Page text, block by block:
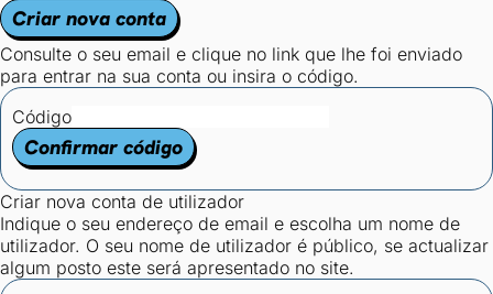
Criar nova conta
Consulte o seu email e clique no link que lhe foi enviado
para entrar na sua conta ou insira o código.
Código
Confirmar código
Criar nova conta de utilizador
Indique o seu endereço de email e escolha um nome de
utilizador. O seu nome de utilizador é público, se actualizar
algum posto este será apresentado no site.